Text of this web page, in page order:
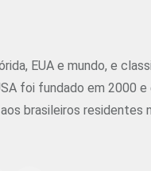
EUA e mundo, e
foi fundado em 2000 e
brasileiros residentes